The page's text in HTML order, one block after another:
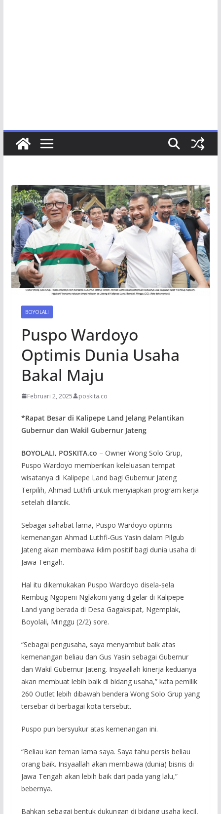
BOYOLALI
Puspo Wardoyo
Optimis Dunia Usaha
Bakal Maju
Februari 2, 2025 poskita.co
*Rapat Besar di Kalipepe Land Jelang Pelantikan
Gubernur dan Wakil Gubernur Jateng
BOYOLALI, POSKITA.co – Owner Wong Solo Grup,
Puspo Wardoyo memberikan keleluasan tempat
wisatanya di Kalipepe Land bagi Gubernur Jateng
Terpilih, Ahmad Luthfi untuk menyiapkan program kerja
setelah dilantik.
Sebagai sahabat lama, Puspo Wardoyo optimis
kemenangan Ahmad Luthfi-Gus Yasin dalam Pilgub
Jateng akan membawa iklim positif bagi dunia usaha di
Jawa Tengah.
Hal itu dikemukakan Puspo Wardoyo disela-sela
Rembug Ngopeni Nglakoni yang digelar di Kalipepe
Land yang berada di Desa Gagaksipat, Ngemplak,
Boyolali, Minggu (2/2) sore.
“Sebagai pengusaha, saya menyambut baik atas
kemenangan beliau dan Gus Yasin sebagai Gubernur
dan Wakil Gubernur Jateng. Insyaallah kinerja keduanya
akan membuat lebih baik di bidang usaha,” kata pemilik
260 Outlet lebih dibawah bendera Wong Solo Grup yang
tersebar di berbagai kota tersebut.
Puspo pun bersyukur atas kemenangan ini.
“Beliau kan teman lama saya. Saya tahu persis beliau
orang baik. Insyaallah akan membawa (dunia) bisnis di
Jawa Tengah akan lebih baik dari pada yang lalu,”
bebernya.
Bahkan sebagai bentuk dukungan di bidang usaha kecil,